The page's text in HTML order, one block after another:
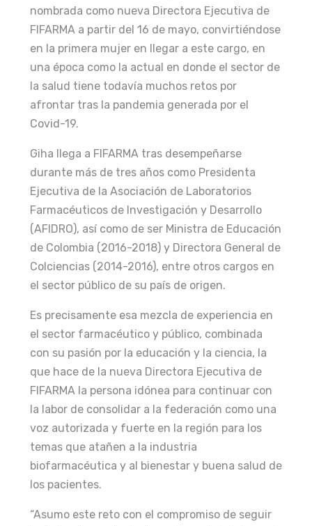
nombrada como nueva Directora Ejecutiva de
FIFARMA a partir del 16 de mayo, convirtiéndose
en la primera mujer en llegar a este cargo, en
una época como la actual en donde el sector de
la salud tiene todavía muchos retos por
afrontar tras la pandemia generada por el
Covid-19.
Giha llega a FIFARMA tras desempeñarse
durante más de tres años como Presidenta
Ejecutiva de la Asociación de Laboratorios
Farmacéuticos de Investigación y Desarrollo
(AFIDRO), así como de ser Ministra de Educación
de Colombia (2016-2018) y Directora General de
Colciencias (2014-2016), entre otros cargos en
el sector público de su país de origen.
Es precisamente esa mezcla de experiencia en
el sector farmacéutico y público, combinada
con su pasión por la educación y la ciencia, la
que hace de la nueva Directora Ejecutiva de
FIFARMA la persona idónea para continuar con
la labor de consolidar a la federación como una
voz autorizada y fuerte en la región para los
temas que atañen a la industria
biofarmacéutica y al bienestar y buena salud de
los pacientes.
“Asumo este reto con el compromiso de seguir